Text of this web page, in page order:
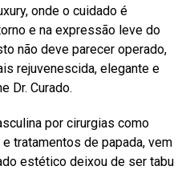
onde o cuidado é
e na expressão leve do
não deve parecer operado,
rejuvenescida, elegante e
Dr. Curado.
por cirurgias como
tratamentos de papada, vem
estético deixou de ser tabu